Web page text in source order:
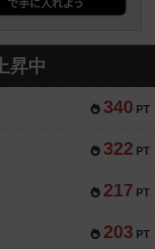
昇中
340 PT
322 PT
217 PT
203 PT